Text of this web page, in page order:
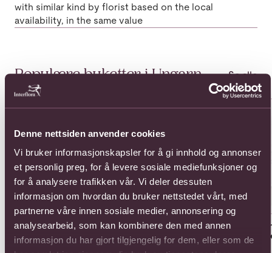
Denne nettsiden anvender cookies
Vi bruker informasjonskapsler for å gi innhold og annonser
et personlig preg, for å levere sosiale mediefunksjoner og
for å analysere trafikken vår. Vi deler dessuten
informasjon om hvordan du bruker nettstedet vårt, med
partnerne våre innen sosiale medier, annonsering og
analysearbeid, som kan kombinere den med annen
informasjon du har gjort tilgjengelig for dem, eller som de
with similar kind by florist based on the local
availability, in the same value
Populære buketter i Ungarn Se alle
12 roses
Fra 759,-
Se mer om 15 roses and a
15 roses and a box of
chocolates
1045,-